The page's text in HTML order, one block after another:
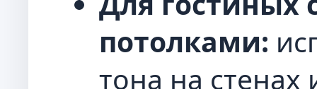
потолками:
тона на стенах